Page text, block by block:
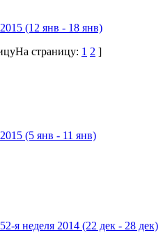
(12 янв - 18 янв)
На страницу: 1 2 ]
(5 янв - 11 янв)
52-я неделя 2014 (22 дек - 28 дек)